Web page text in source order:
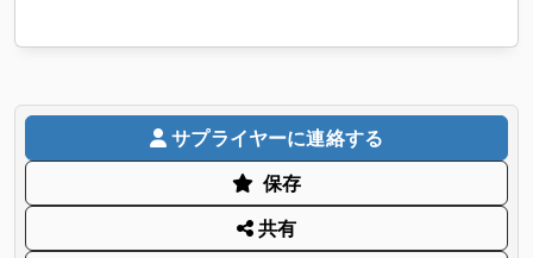
サプライヤーに連絡する
保存
共有